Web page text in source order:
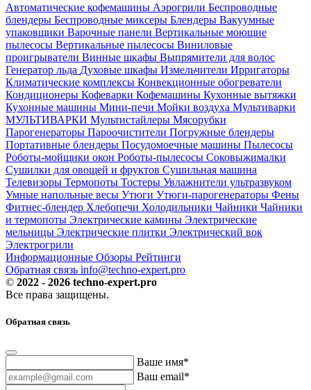
Автоматические кофемашины Аэрогрили Беспроводные
блендеры Беспроводные миксеры Блендеры Вакуумные
упаковщики Варочные панели Вертикальные моющие
пылесосы Вертикальные пылесосы Виниловые
проигрыватели Винные шкафы Выпрямители для волос
Генератор льда Духовые шкафы Измельчители Ирригаторы
Климатические комплексы Конвекционные обогреватели
Кондиционеры Кофеварки Кофемашины Кухонные вытяжки
Кухонные машины Мини-печи Мойки воздуха Мультиварки
МУЛЬТИВАРКИ Мультистайлеры Мясорубки
Парогенераторы Пароочистители Погружные блендеры
Портативные блендеры Посудомоечные машины Пылесосы
Роботы-мойщики окон Роботы-пылесосы Соковыжималки
Сушилки для овощей и фруктов Сушильная машина
Телевизоры Термопоты Тостеры Увлажнители ультразвуком
Умные напольные весы Утюги Утюги-парогенераторы Фены
Фитнес-блендер Хлебопечи Холодильники Чайники Чайники
и термопоты Электрические камины Электрические
мельницы Электрические плитки Электрический вок
Электрогрили
Информационные Обзоры Рейтинги
Обратная связь info@techno-expert.pro
© 2022 - 2026 techno-expert.pro
Все права защищены.
Обратная связь
Ваше имя*
Ваш email*